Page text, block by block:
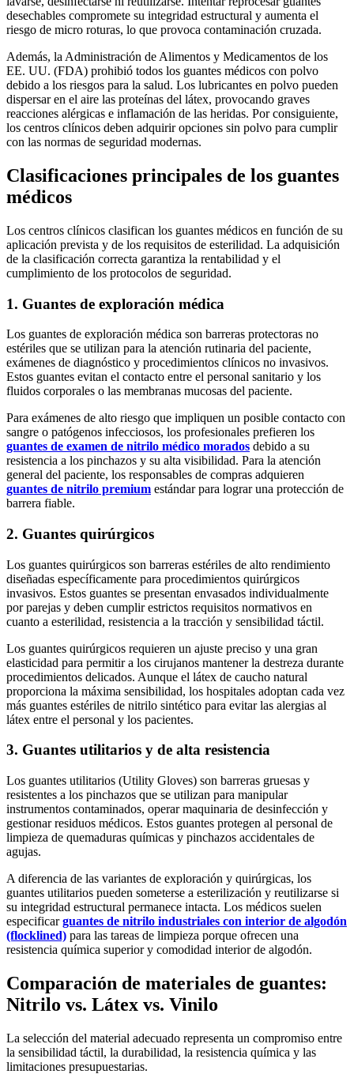
desechables compromete su integridad estructural y aumenta el
riesgo de micro roturas, lo que provoca contaminación cruzada.
Además, la Administración de Alimentos y Medicamentos de los
EE. UU. (FDA) prohibió todos los guantes médicos con polvo
debido a los riesgos para la salud. Los lubricantes en polvo pueden
dispersar en el aire las proteínas del látex, provocando graves
reacciones alérgicas e inflamación de las heridas. Por consiguiente,
los centros clínicos deben adquirir opciones sin polvo para cumplir
con las normas de seguridad modernas.
Clasificaciones principales de los guantes
médicos
Los centros clínicos clasifican los guantes médicos en función de su
aplicación prevista y de los requisitos de esterilidad. La adquisición
de la clasificación correcta garantiza la rentabilidad y el
cumplimiento de los protocolos de seguridad.
1. Guantes de exploración médica
Los guantes de exploración médica son barreras protectoras no
estériles que se utilizan para la atención rutinaria del paciente,
exámenes de diagnóstico y procedimientos clínicos no invasivos.
Estos guantes evitan el contacto entre el personal sanitario y los
fluidos corporales o las membranas mucosas del paciente.
Para exámenes de alto riesgo que impliquen un posible contacto con
sangre o patógenos infecciosos, los profesionales prefieren los
guantes de examen de nitrilo médico morados debido a su
resistencia a los pinchazos y su alta visibilidad. Para la atención
general del paciente, los responsables de compras adquieren
guantes de nitrilo premium estándar para lograr una protección de
barrera fiable.
2. Guantes quirúrgicos
Los guantes quirúrgicos son barreras estériles de alto rendimiento
diseñadas específicamente para procedimientos quirúrgicos
invasivos. Estos guantes se presentan envasados individualmente
por parejas y deben cumplir estrictos requisitos normativos en
cuanto a esterilidad, resistencia a la tracción y sensibilidad táctil.
Los guantes quirúrgicos requieren un ajuste preciso y una gran
elasticidad para permitir a los cirujanos mantener la destreza durante
procedimientos delicados. Aunque el látex de caucho natural
proporciona la máxima sensibilidad, los hospitales adoptan cada vez
más guantes estériles de nitrilo sintético para evitar las alergias al
látex entre el personal y los pacientes.
3. Guantes utilitarios y de alta resistencia
Los guantes utilitarios (Utility Gloves) son barreras gruesas y
resistentes a los pinchazos que se utilizan para manipular
instrumentos contaminados, operar maquinaria de desinfección y
gestionar residuos médicos. Estos guantes protegen al personal de
limpieza de quemaduras químicas y pinchazos accidentales de
agujas.
A diferencia de las variantes de exploración y quirúrgicas, los
guantes utilitarios pueden someterse a esterilización y reutilizarse si
su integridad estructural permanece intacta. Los médicos suelen
especificarguantes de nitrilo industriales con interior de algodón
(flocklined) para las tareas de limpieza porque ofrecen una
resistencia química superior y comodidad interior de algodón.
Comparación de materiales de guantes:
Nitrilo vs. Látex vs. Vinilo
La selección del material adecuado representa un compromiso entre
la sensibilidad táctil, la durabilidad, la resistencia química y las
limitaciones presupuestarias.